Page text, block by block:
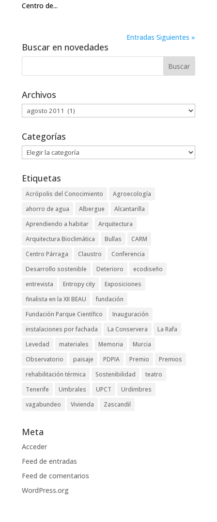
Centro de...
Entradas Siguientes »
Buscar en novedades
Archivos
Archivos
Categorías
Categorías
Etiquetas
Acrópolis del Conocimiento
Agroecología
ahorro de agua
Albergue
Alcantarilla
Aprendiendo a habitar
Arquitectura
Arquitectura Bioclimática
Bullas
CARM
Centro Párraga
Claustro
Conferencia
Desarrollo sostenible
Deterioro
ecodiseño
entrevista
Entropy city
Exposiciones
finalista en la XII BEAU
fundación
Fundación Parque Científico
Inauguración
instalaciones por fachada
La Conservera
La Rafa
Levedad
materiales Memoria
Murcia
Observatorio
paisaje PDPIA Premio
Premios
rehabilitación térmica
Sostenibilidad
teatro
Tenerife
Umbrales UPCT
Urdimbres
vagabundeo
Vivienda Zascandil
Meta
Acceder
Feed de entradas
Feed de comentarios
WordPress.org